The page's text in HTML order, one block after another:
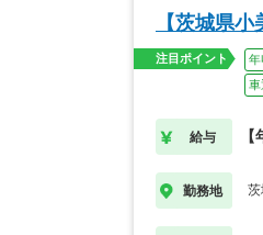
【茨城県
注目ポイント 年
車
給与
勤務地